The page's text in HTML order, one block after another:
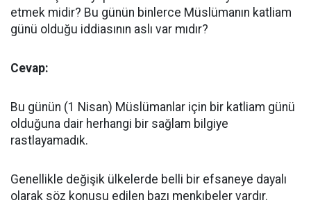
etmek midir? Bu günün binlerce Müslümanın katliam
günü olduğu iddiasının aslı var mıdır?
Cevap:
Bu günün (1 Nisan) Müslümanlar için bir katliam günü
olduğuna dair herhangi bir sağlam bilgiye
rastlayamadık.
Genellikle değişik ülkelerde belli bir efsaneye dayalı
olarak söz konusu edilen bazı menkıbeler vardır.